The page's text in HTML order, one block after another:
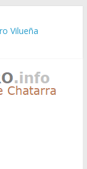
Vilueña
Zaragoza
Vistabella